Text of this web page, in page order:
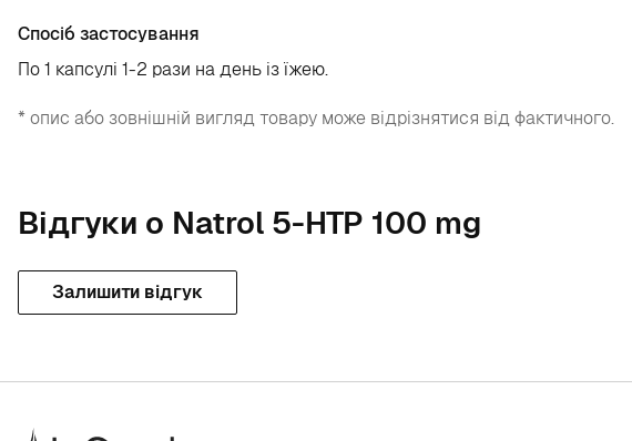
Спосіб застосування
По1 капсулі 1-2 рази на день із їжею.
* опис або зовнішній вигляд товару може відрізнятися від фактичного.
Відгуки о Natrol 5-HTP 100 mg
Залишити відгук